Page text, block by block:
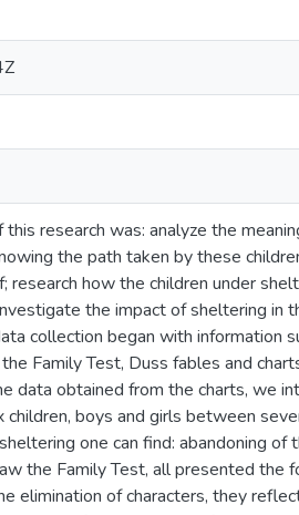
research was: analyze the
the path taken by these
how the children under
the impact of sheltering in
collection began with information
Family Test, Duss fables and
data obtained from the charts, we
boys and girls between
one can find: abandoning
the Family Test, all presented the
elimination of characters, they